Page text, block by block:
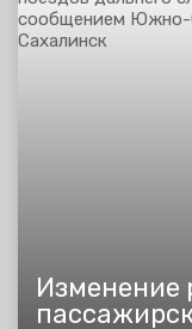
Изменение